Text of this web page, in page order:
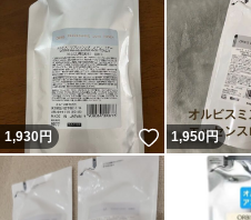
1,930円 いいね！
1,950円